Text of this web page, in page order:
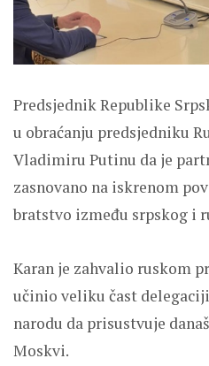
Predsjednik Republike
u obraćanju predsjedniku
Vladimiru Putinu da je
zasnovano na iskrenom
bratstvo između srpskog i
Karan je zahvalio ruskom
učinio veliku čast
narodu da prisustvuje
Moskvi.